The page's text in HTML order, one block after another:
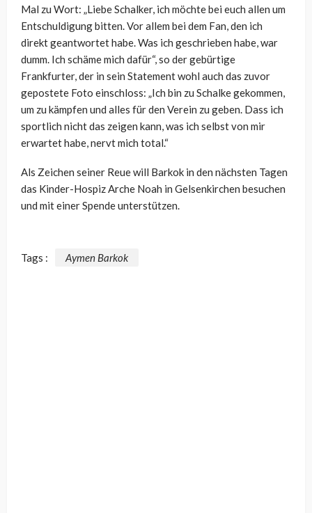
Mal zu Wort: „Liebe Schalker, ich möchte bei euch allen um
Entschuldigung bitten. Vor allem bei dem Fan, den ich
direkt geantwortet habe. Was ich geschrieben habe, war
dumm. Ich schäme mich dafür“, so der gebürtige
Frankfurter, der in sein Statement wohl auch das zuvor
gepostete Foto einschloss: „Ich bin zu Schalke gekommen,
um zu kämpfen und alles für den Verein zu geben. Dass ich
sportlich nicht das zeigen kann, was ich selbst von mir
erwartet habe, nervt mich total.“
Als Zeichen seiner Reue will Barkok in den nächsten Tagen
das Kinder-Hospiz Arche Noah in Gelsenkirchen besuchen
und mit einer Spende unterstützen.
Tags : Aymen Barkok